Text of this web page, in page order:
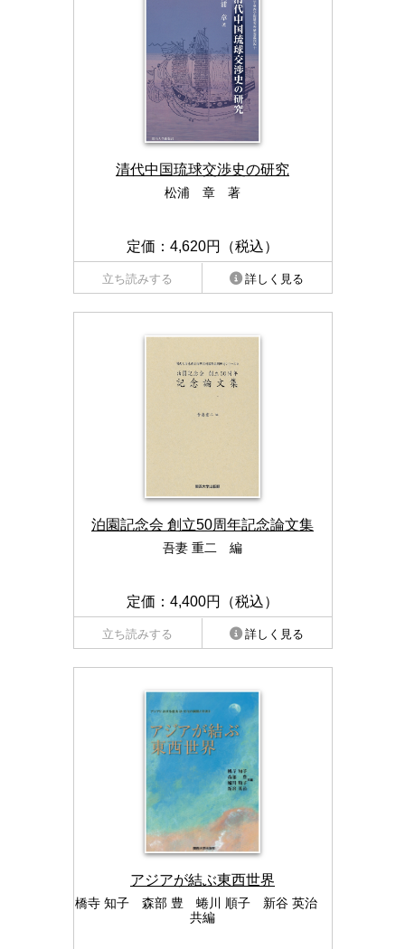
清代中国琉球交渉史の研究
松浦 章 著
定価：4,620円（税込）
立ち読みする 詳しく見る
泊園記念会 創立50周年記念論文集
吾妻 重二 編
定価：4,400円（税込）
立ち読みする 詳しく見る
アジアが結ぶ東西世界
橋寺 知子 森部 豊 蜷川 順子 新谷 英治
共編